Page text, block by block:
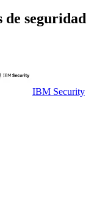
de seguridad
IBM Security